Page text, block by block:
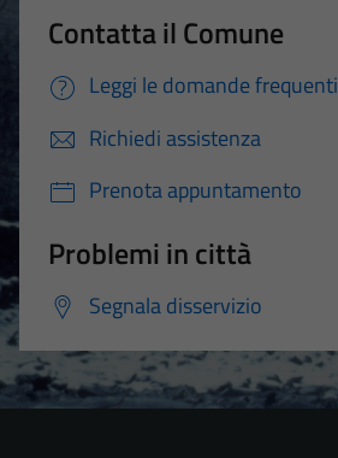
Contatta il Comune
Leggi le domande frequenti
Richiedi assistenza
Prenota appuntamento
Problemi in città
Segnala disservizio